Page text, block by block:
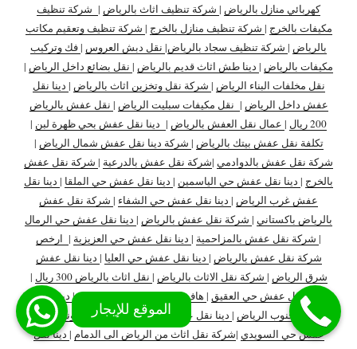
كهربائي منازل بالرياض | شركة تنظيف اثاث بالرياض | شركة تنظيف
مكيفات بالخرج | شركة تنظيف منازل بالخرج | شركة تنظيف وتعقيم مكاتب
بالرياض | شركة تنظيف سجاد بالرياض| نقل دبش العروس | فك وتركيب
مكيفات بالرياض | دينا طش اثاث قديم بالرياض | نقل بضائع داخل الرياض |
نقل مخلفات البناء الرياض | شركة نقل وتخزين اثاث بالرياض | دينا نقل
عفش داخل الرياض | نقل مكيفات سبليت الرياض | نقل عفش بالرياض
200 ريال
| عمال نقل العفش بالرياض | دينا نقل عفش بحي ظهرة لبن |
تكلفة نقل عفش بيتك بالرياض | شركة دينا نقل عفش شمال الرياض |
شركة نقل عفش بالدوادمي |شركة نقل عفش بالدرعية | شركة نقل عفش
بالخرج | دينا نقل عفش حي الياسمين | دينا نقل عفش حي الملقا | دينا نقل
عفش غرب الرياض | دينا نقل عفش حي الشفاء | شركة نقل عفش
بالرياض باكستاني | شركة نقل عفش بالرياض | دينا نقل عفش حي الرمال
| شركة نقل عفش بالمزاحمية | دينا نقل عفش حي العزيزية | ارخص
شركة نقل عفش بالرياض | دينا نقل عفش حي العليا | دينا نقل عفش
شرق الرياض | شركة نقل الاثاث بالرياض | نقل اثاث بالرياض 300 ريال
|
دينا نقل عفش حي العقيق | هاف لوري نقل عفش بالرياض|دينا نقل
عفش جنوب الرياض | دينا نقل عفش داخل وخارج الرياض
ونيت نقل
عفش حي السويدي |شركة نقل اثاث من الرياض الى الدمام | دينا نقل